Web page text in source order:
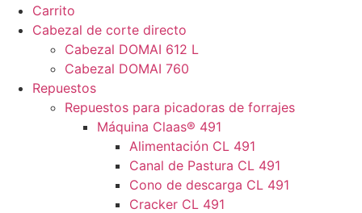
Carrito
Cabezal de corte directo
Cabezal DOMAI 612 L
Cabezal DOMAI 760
Repuestos
Repuestos para picadoras de forrajes
Máquina Claas® 491
Alimentación CL 491
Canal de Pastura CL 491
Cono de descarga CL 491
Cracker CL 491